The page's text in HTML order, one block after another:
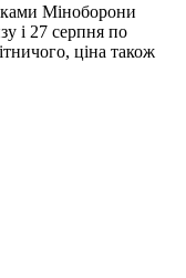
Міноборони
і 27 серпня по
ціна також